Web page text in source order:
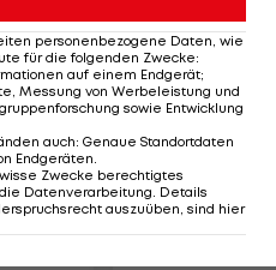
personenbezogene Daten, wie
für die folgenden Zwecke:
auf einem Endgerät;
Messung von Werbeleistung und
sowie Entwicklung
auch: Genaue Standortdaten
Endgeräten.
Zwecke berechtigtes
Datenverarbeitung. Details
auszuüben, sind hier